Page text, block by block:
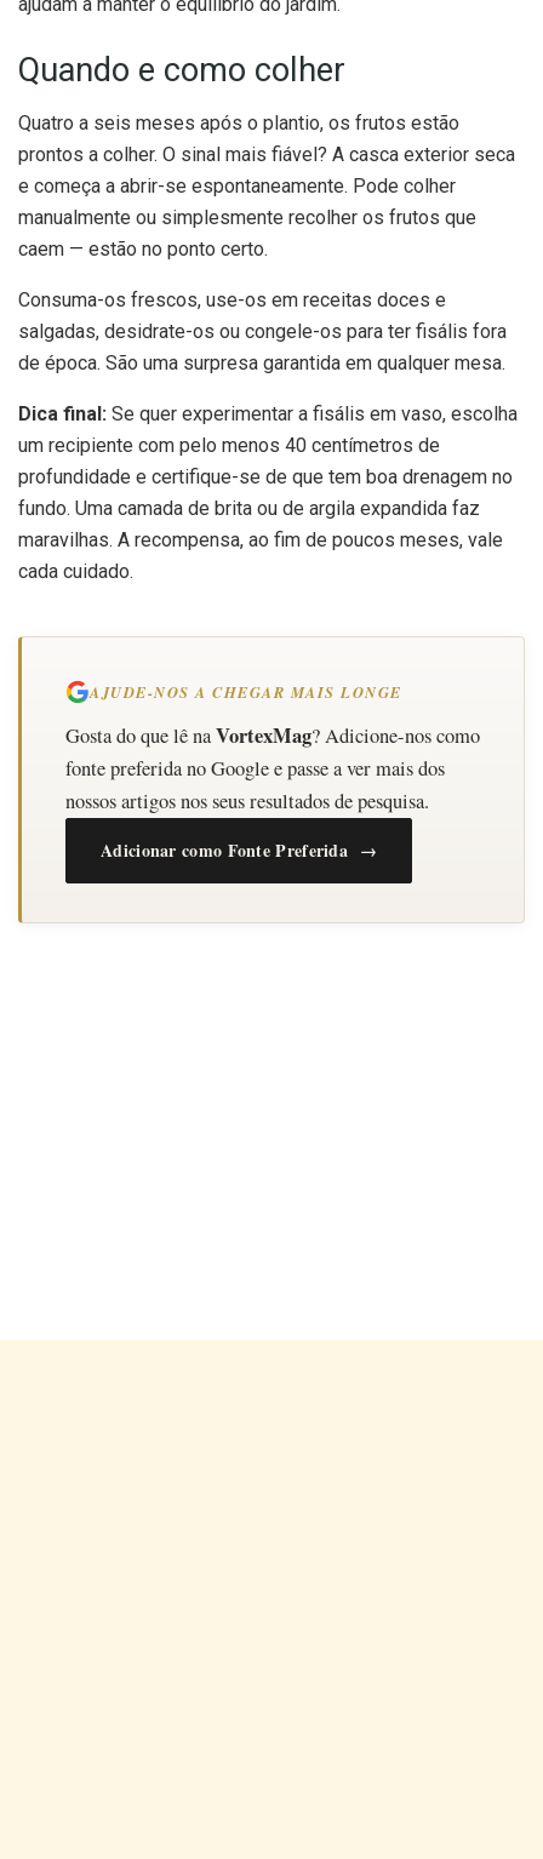
Quando e como colher
Quatro a seis meses após o plantio, os frutos estão
prontos a colher. O sinal mais fiável? A casca exterior seca
e começa a abrir-se espontaneamente. Pode colher
manualmente ou simplesmente recolher os frutos que
caem — estão no ponto certo.
Consuma-os frescos, use-os em receitas doces e
salgadas, desidrate-os ou congele-os para ter fisális fora
de época. São uma surpresa garantida em qualquer mesa.
Dica final: Se quer experimentar a fisális em vaso, escolha
um recipiente com pelo menos 40 centímetros de
profundidade e certifique-se de que tem boa drenagem no
fundo. Uma camada de brita ou de argila expandida faz
maravilhas. A recompensa, ao fim de poucos meses, vale
cada cuidado.
AJUDE-NOS A CHEGAR MAIS LONGE
Gosta do que lê naVortexMag? Adicione-nos como
fonte preferida no Google e passe a ver mais dos
nossos artigos nos seus resultados de pesquisa.
Adicionar como Fonte Preferida →